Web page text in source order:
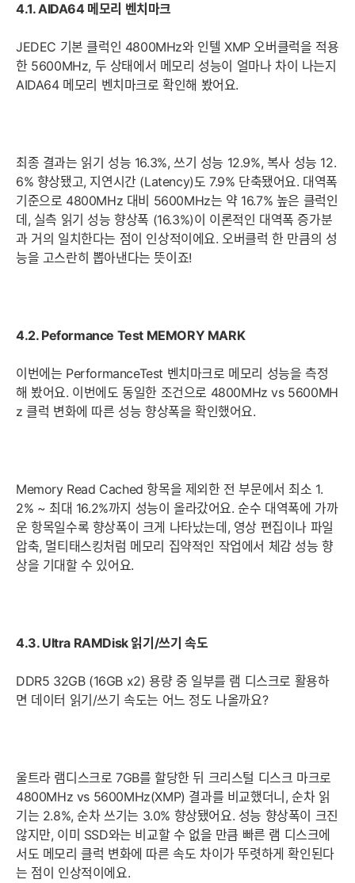
4.1. AIDA64 메모리 벤치마크
JEDEC 기본 클럭인 4800MHz와 인텔 XMP 오버클럭을 적용
한 5600MHz, 두 상태에서 메모리 성능이 얼마나 차이 나는지
AIDA64 메모리 벤치마크로 확인해 봤어요.
최종 결과는 읽기 성능 16.3%, 쓰기 성능 12.9%, 복사 성능 12.
6% 향상됐고, 지연시간 (Latency)도 7.9% 단축됐어요. 대역폭
기준으로 4800MHz 대비 5600MHz는 약 16.7% 높은 클럭인
데, 실측 읽기 성능 향상폭 (16.3%)이 이론적인 대역폭 증가분
과 거의 일치한다는 점이 인상적이에요. 오버클럭 한 만큼의 성
능을 고스란히 뽑아낸다는 뜻이죠!
4.2. Peformance Test MEMORY MARK
이번에는 PerformanceTest 벤치마크로 메모리 성능을 측정
해 봤어요. 이번에도 동일한 조건으로 4800MHz vs 5600MH
z 클럭 변화에 따른 성능 향상폭을 확인했어요.
Memory Read Cached 항목을 제외한 전 부문에서 최소 1.
2% ~ 최대 16.2%까지 성능이 올라갔어요. 순수 대역폭에 가까
운 항목일수록 향상폭이 크게 나타났는데, 영상 편집이나 파일
압축, 멀티태스킹처럼 메모리 집약적인 작업에서 체감 성능 향
상을 기대할 수 있어요.
4.3. Ultra RAMDisk 읽기/쓰기 속도
DDR5 32GB (16GB x2) 용량 중 일부를 램 디스크로 활용하
면 데이터 읽기/쓰기 속도는 어느 정도 나올까요?
울트라 램디스크로 7GB를 할당한 뒤 크리스털 디스크 마크로
4800MHz vs 5600MHz(XMP) 결과를 비교했더니, 순차 읽
기는 2.8%, 순차 쓰기는 3.0% 향상됐어요. 성능 향상폭이 크진
않지만, 이미 SSD와는 비교할 수 없을 만큼 빠른 램 디스크에
서도 메모리 클럭 변화에 따른 속도 차이가 뚜렷하게 확인된다
는 점이 인상적이에요.